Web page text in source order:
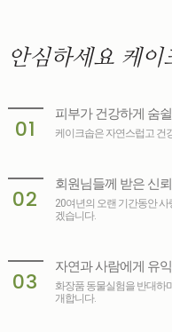
안심하세요 케이
01
피부가 건강하게 숨
케이크솝은 자연스럽고 건
02
회원님들께 받은 신
20여년의 오랜 기간동안
겠습니다.
03
자연과 사람에게 유
화장품 동물실험을 반대하
개합니다.